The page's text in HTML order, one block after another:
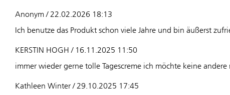
Anonym / 22.02.2026 18:13
Ich benutze das Produkt schon viele Jahre und bin äußerst
KERSTIN HOGH / 16.11.2025 11:50
immer wieder gerne tolle Tagescreme ich möchte keine andere
Kathleen Winter / 29.10.2025 17:45